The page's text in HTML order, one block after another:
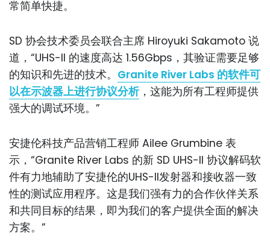
常简单快捷。
SD 协会技术委员会联合主席 Hiroyuki Sakamoto 说
道，“UHS-II 的速度高达 1.56Gbps，其验证需要足够
的知识和先进的技术。 Granite River Labs 的软件可
以在示波器上进行协议分析，这能为所有工程师提供
强大的调试环境。”
安捷伦科技产品营销工程师 Ailee Grumbine 表
示，“Granite River Labs 的新 SD UHS-II 协议解码软
件有力地辅助了安捷伦的UHS-II发射器和接收器一致
性的测试应用程序。这是我们强有力的合作伙伴关系
和共同目标的结果，即为我们的客户提供全面的解决
方案。”